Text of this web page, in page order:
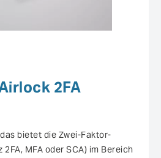
2FA
bietet die Zwei-Faktor-
MFA oder SCA) im Bereich